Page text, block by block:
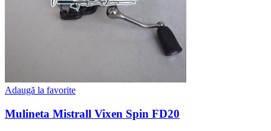
Adaugă la favorite
Mulineta Mistrall Vixen Spin FD20